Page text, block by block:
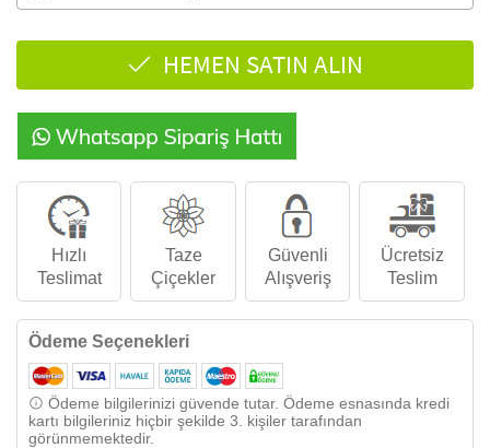
HEMEN SATIN ALIN
Hızlı
Teslimat
Taze
Çiçekler
Güvenli
Alışveriş
Ücretsiz
Teslim
Ödeme Seçenekleri
Ödeme bilgilerinizi güvende tutar. Ödeme esnasında kredi
kartı bilgileriniz hiçbir şekilde 3. kişiler tarafından
görünmemektedir.